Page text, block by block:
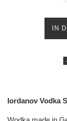
IN
Iordanov Vodka